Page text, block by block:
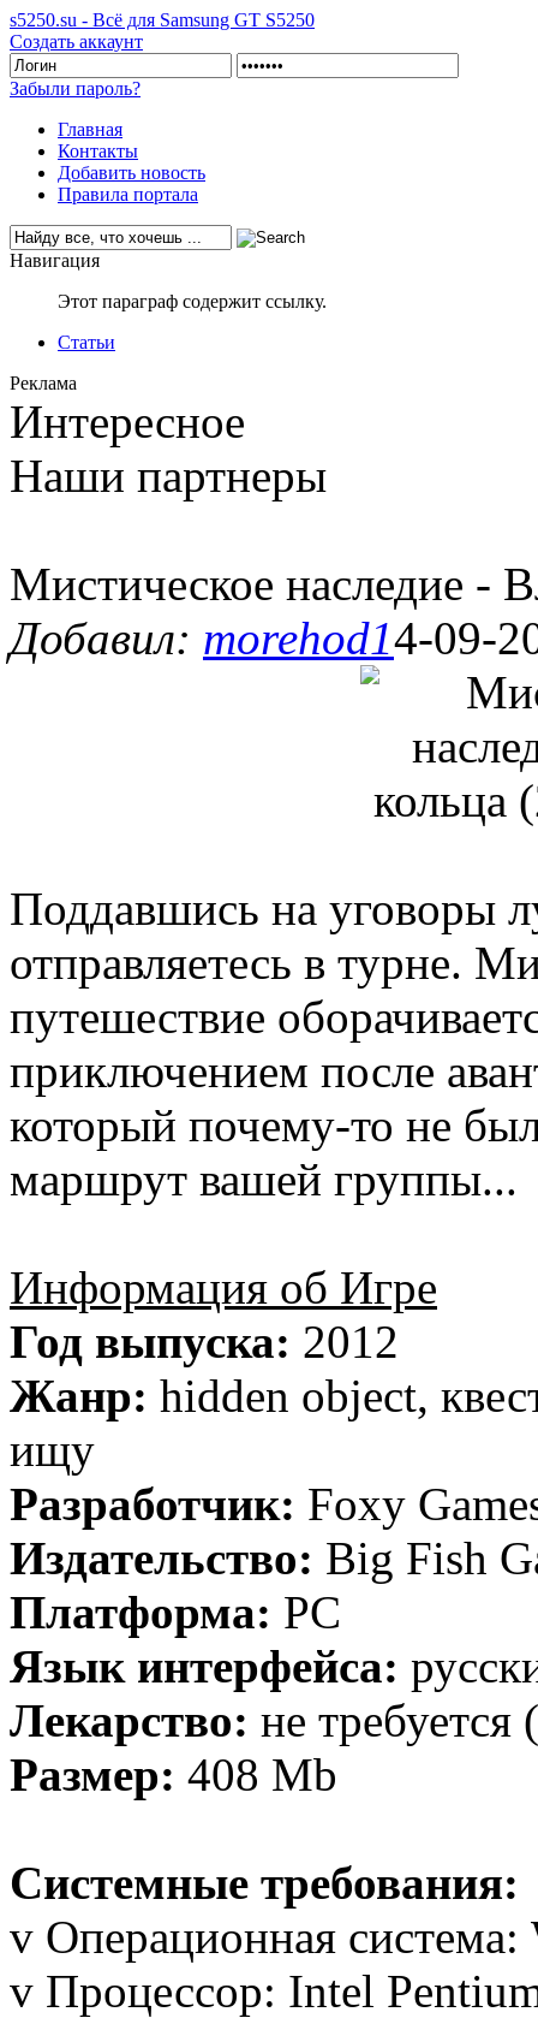
s5250.su - Всё для Samsung GT S5250
Создать аккаунт
Забыли пароль?
Главная
Контакты
Добавить новость
Правила портала
Навигация
Этот параграф содержит ссылку.
Статьи
Реклама
Интересное
Наши партнеры
Мистическое наследие -
Добавил: morehod14-09-
Поддавшись на уговоры
отправляетесь в турне.
путешествие
приключением после
который почему-то не
маршрут вашей группы...
Информация об Игре
Год выпуска: 2012
Жанр: hidden object,
ищу
Разработчик: Foxy
Издательство: Big Fish
Платформа: PC
Язык интерфейса:
Лекарство: не требуется
Размер: 408 Mb
Системные требования:
v Операционная
v Процессор: Intel